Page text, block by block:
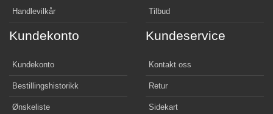
Handlevilkår Tilbud
Kundekonto
Kundekonto
Bestillingshistorikk
Ønskeliste
Kundeservice
Kontakt oss
Retur
Sidekart